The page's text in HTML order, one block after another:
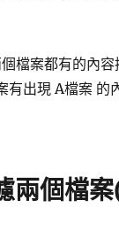
檔案都有的內
出現 A檔案 的
兩個檔